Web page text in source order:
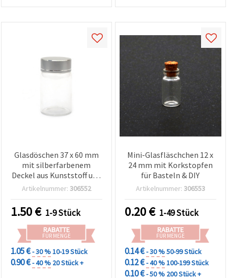
Glasdöschen 37 x 60 mm
mit silberfarbenem
Deckel aus Kunststoff und
Metall
Artikelnummer: 306552
1.50€ 1-9 Stück
RABATTE
FÜR MENGE
1.05 €- 30 %10-19 Stück
0.90 €- 40 % 20 Stück +
Mini-Glasfläschchen 12 x
24 mm mit Korkstopfen
für Basteln & DIY
Artikelnummer: 306553
0.20€ 1-49 Stück
RABATTE
FÜR MENGE
0.14 €- 30 %50-99 Stück
0.12 €- 40 %100-199 Stück
0.10 €- 50 % 200 Stück +